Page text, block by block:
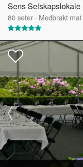
Sens Selskapslokale
80seter · Medbrakt